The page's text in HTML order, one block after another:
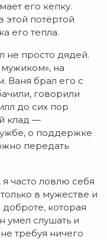
его кепку.
этой потёртой
его тепла.
не просто дядей.
на
Ваня брал его с
говорили
до сих пор
клад —
о поддержке
передать
часто ловлю себя
в мужестве и
доброте, которая
умел слушать и
требуя ничего